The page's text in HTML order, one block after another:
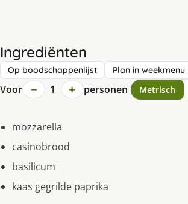
Ingrediënten
Op boodschappenlijst Plan in weekmenu
Voor − 1 + personen Metrisch
mozzarella
casinobrood
basilicum
kaas gegrilde paprika